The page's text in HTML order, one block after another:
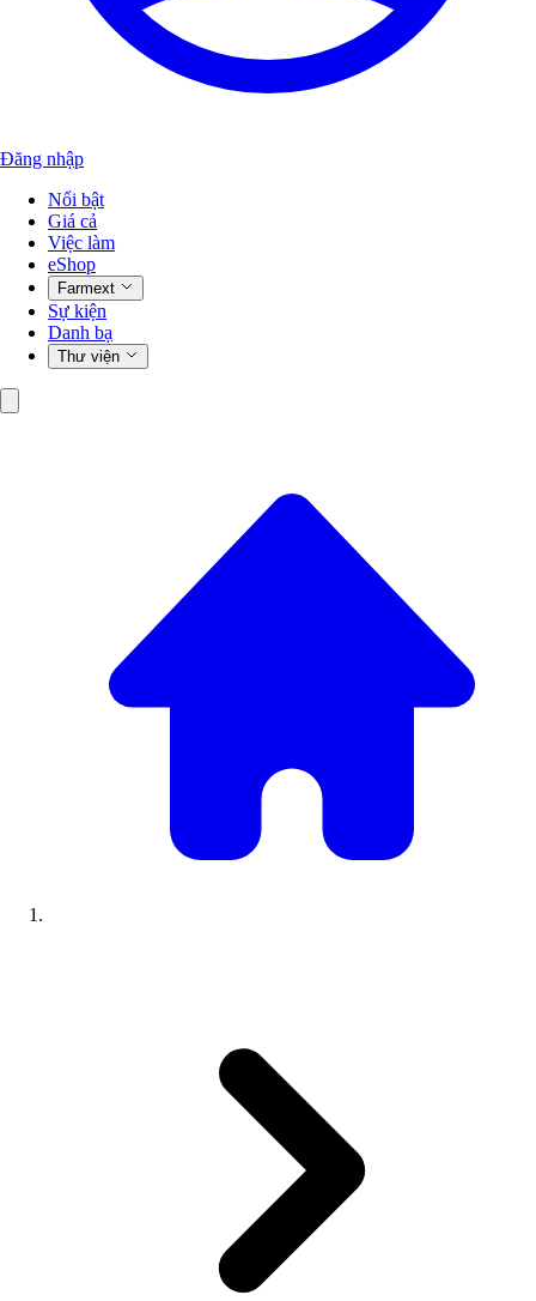
Đăng nhập
Nổi bật
Giá cả
Việc làm
eShop
Farmext
Sự kiện
Danh bạ
Thư viện